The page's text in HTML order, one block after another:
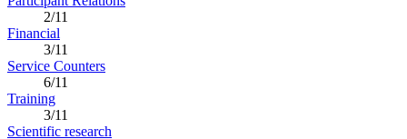
2/11
Financial
3/11
Service Counters
6/11
Training
3/11
Scientific research